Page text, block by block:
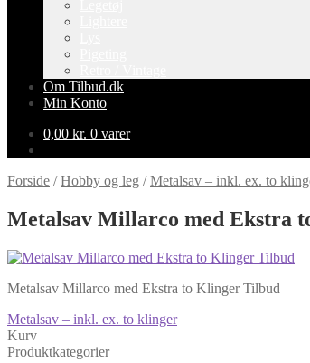
Om Tilbud.dk
Min Konto
0,00 kr. 0 varer
Forside /Hobby og leg /Metalsav – inkl. ex. to
Metalsav Millarco med Ekstra
Metalsav Millarco med Ekstra to Klinger Tilbud
Indlægsnavigation
Forrige
indlæg:
Metalsav – inkl. ex. to klinger
Kurv
Produktkategorier